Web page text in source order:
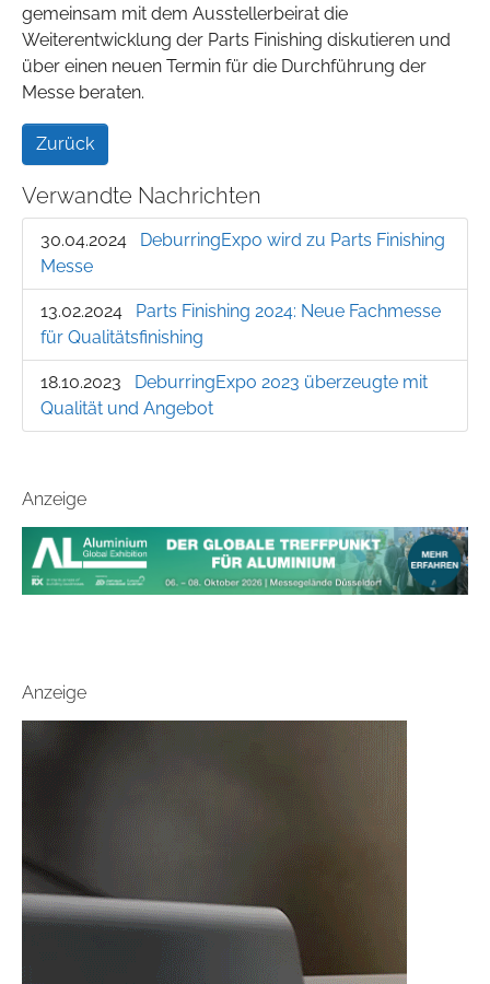
gemeinsam mit dem Ausstellerbeirat die
Weiterentwicklung der Parts Finishing diskutieren und
über einen neuen Termin für die Durchführung der
Messe beraten.
Zurück
Verwandte Nachrichten
30.04.2024
DeburringExpo wird zu Parts Finishing
Messe
13.02.2024
Parts Finishing 2024: Neue Fachmesse
für Qualitätsfinishing
18.10.2023
DeburringExpo 2023 überzeugte mit
Qualität und Angebot
Anzeige
Anzeige